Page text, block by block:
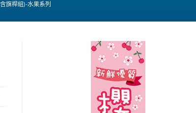
旗桿組)-水果系列